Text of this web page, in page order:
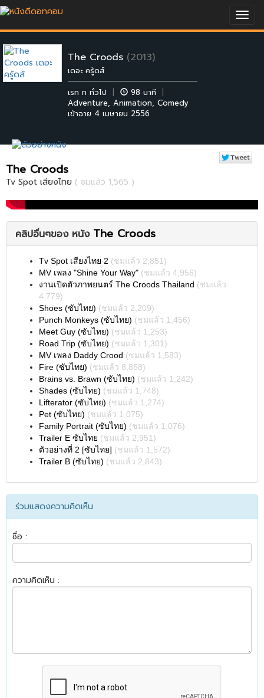
The Croods (2013)
เดอะ ครู้ดส์
เรท ท ทั่วไป
| 98 นาที
|
Adventure, Animation, Comedy
เข้าฉาย 4 เมษายน 2556
The Croods
Tv Spot เสียงไทย ( ชมแล้ว 1,565 )
คลิปอื่นๆของ หนัง The Croods
Tv Spot เสียงไทย 2 (ชมแล้ว 2,851)
MV เพลง "Shine Your Way" (ชมแล้ว 4,956)
งานเปิดตัวภาพยนตร์ The Croods Thailand (ชมแล้ว
4,779)
Shoes (ซับไทย) (ชมแล้ว 2,209)
Punch Monkeys (ซับไทย) (ชมแล้ว 1,456)
Meet Guy (ซับไทย) (ชมแล้ว 1,253)
Road Trip (ซับไทย) (ชมแล้ว 1,301)
MV เพลง Daddy Crood (ชมแล้ว 1,583)
Fire (ซับไทย) (ชมแล้ว 8,858)
Brains vs. Brawn (ซับไทย) (ชมแล้ว 1,242)
Shades (ซับไทย) (ชมแล้ว 1,748)
Lifterator (ซับไทย) (ชมแล้ว 1,274)
Pet (ซับไทย) (ชมแล้ว 1,075)
Family Portrait (ซับไทย) (ชมแล้ว 1,076)
Trailer E ซับไทย (ชมแล้ว 2,951)
ตัวอย่างที่ 2 [ซับไทย] (ชมแล้ว 1,572)
Trailer B (ซับไทย) (ชมแล้ว 2,843)
ร่วมแสดงความคิดเห็น
ชื่อ :
ความคิดเห็น :